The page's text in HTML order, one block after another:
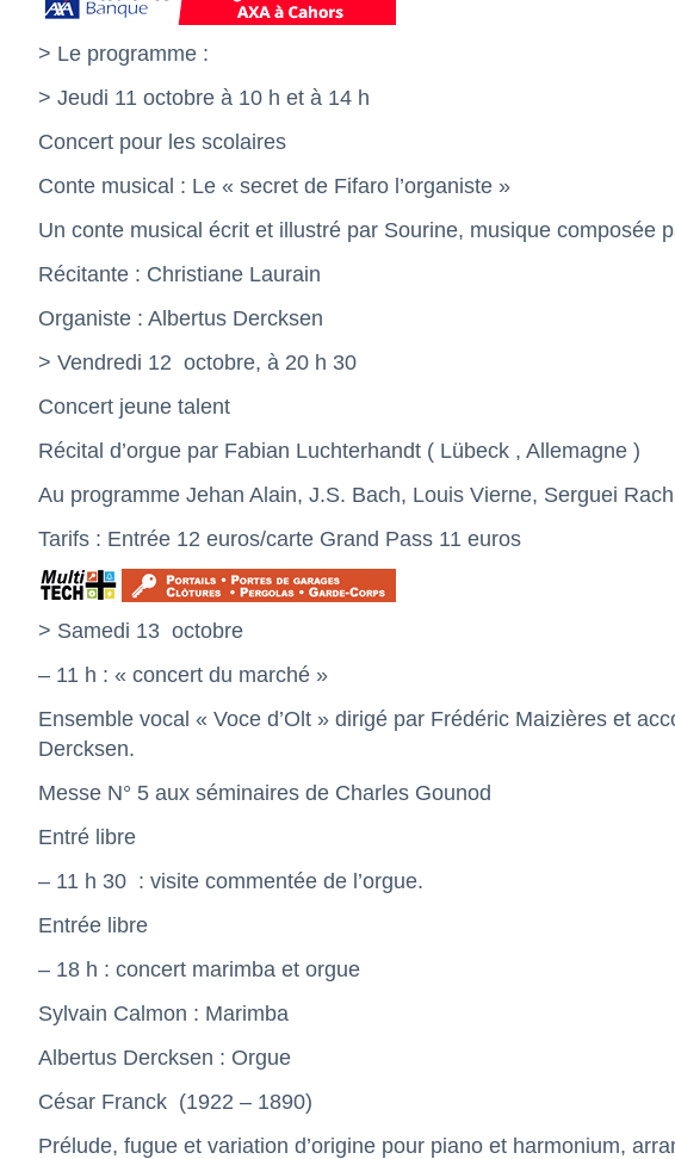
> Le programme :
> Jeudi 11 octobre à 10 h et à 14 h
Concert pour les scolaires
Conte musical : Le « secret de Fifaro l’organiste »
Un conte musical écrit et illustré par Sourine, musique composée
Récitante : Christiane Laurain
Organiste : Albertus Dercksen
> Vendredi 12 octobre, à 20 h 30
Concert jeune talent
Récital d’orgue par Fabian Luchterhandt ( Lübeck , Allemagne )
Au programme Jehan Alain, J.S. Bach, Louis Vierne, Serguei
Tarifs : Entrée 12 euros/carte Grand Pass 11 euros
> Samedi 13 octobre
– 11 h : « concert du marché »
Ensemble vocal « Voce d’Olt » dirigé par Frédéric Maizières et
Dercksen.
Messe N° 5 aux séminaires de Charles Gounod
Entré libre
– 11 h 30 : visite commentée de l’orgue.
Entrée libre
– 18 h : concert marimba et orgue
Sylvain Calmon : Marimba
Albertus Dercksen : Orgue
César Franck (1922 – 1890)
Prélude, fugue et variation d’origine pour piano et harmonium,